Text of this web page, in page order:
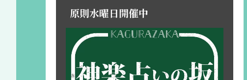
原則水曜日開催中